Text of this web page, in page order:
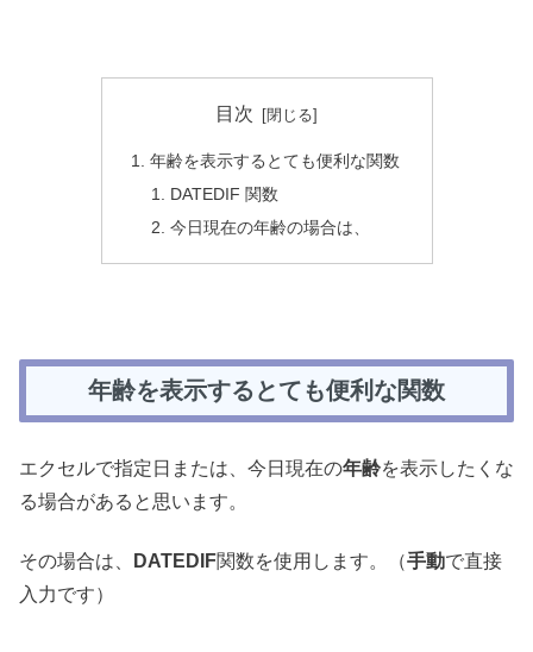
目次
年齢を表示するとても便利な関数
DATEDIF 関数
今日現在の年齢の場合は、
年齢を表示するとても便利な関数
エクセルで指定日または、今日現在の年齢を表示したくな
る場合があると思います。
その場合は、 DATEDIF関数を使用します。（手動で直接
入力です）